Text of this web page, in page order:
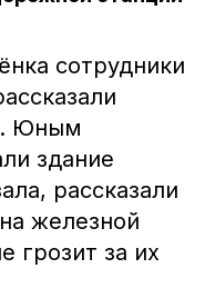
сотрудники
Юным
здание
рассказали
железной
грозит за их